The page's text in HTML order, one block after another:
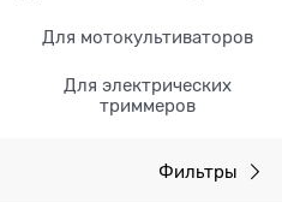
Для мотокультиваторов
Для электрических
триммеров
Фильтры